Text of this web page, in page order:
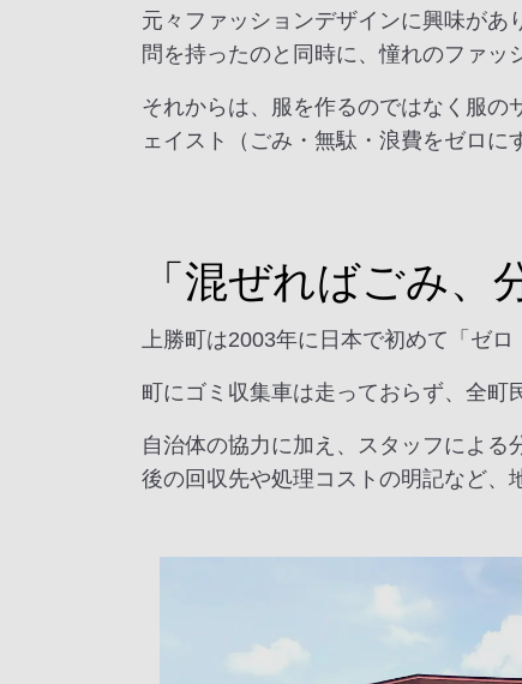
元々ファッションデザインに興味が
問を持ったのと同時に、憧れのファッ
それからは、服を作るのではなく服の
ェイスト（ごみ・無駄・浪費をゼロに
「混ぜればごみ、
上勝町は2003年に日本で初めて「ゼロ
町にゴミ収集車は走っておらず、全町
自治体の協力に加え、スタッフによる
後の回収先や処理コストの明記など、